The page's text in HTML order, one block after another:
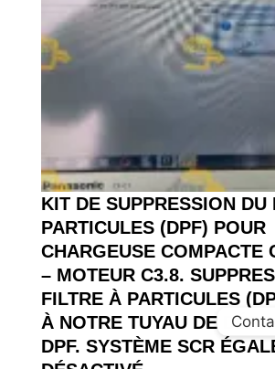
KIT DE SUPPRESSION DU
PARTICULES (DPF) POUR
CHARGEUSE COMPACTE
– MOTEUR C3.8.
FILTRE À PARTICULES
À NOTRE TUYAU DE
DPF. SYSTÈME SCR